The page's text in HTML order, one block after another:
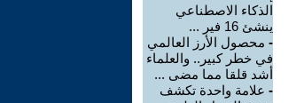
الذكاء الاصطناعي
ينشئ 16 فير ...
- محصول الأرز العالمي
في خطر كبير.. والعلماء
أشد قلقا مما مضى ...
- علامة واحدة تكشف